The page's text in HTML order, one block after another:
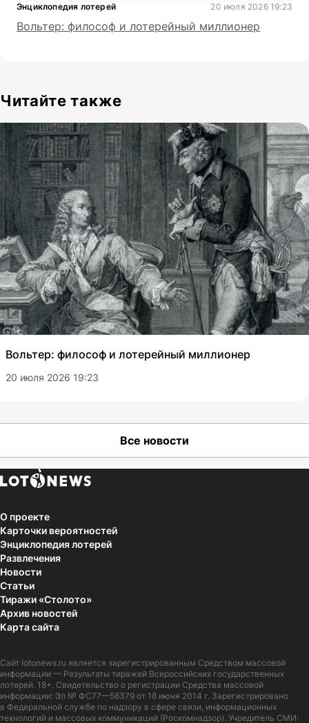
Энциклопедия лотерей 20 июля 2026 19:23
Вольтер: философ и лотерейный миллионер
Читайте также
Вольтер: философ и лотерейный миллионер
20 июля 2026 19:23
Все новости
О проекте
Карточки вероятностей
Энциклопедия лотерей
Развлечения
Новости
Статьи
Тиражи «Столото»
Архив новостей
Карта сайта
Сайт lotonews.ru является зарегистрированным Средством массовой
информации — Результаты тиражей Всероссийских государственных
лотерей. 18+. Свидетельство о регистрации Средства массовой
информации: Эл № ФС77—58379 от 18 июня 2014 г. Зарегистрировано
в Федеральной службе по надзору в сфере связи, информационных
технологий и массовых коммуникаций (Роскомнадзор). Учредитель СМИ: